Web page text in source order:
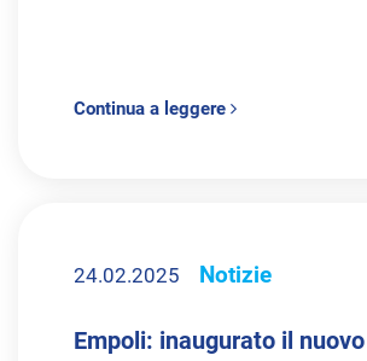
Continua a leggere
24.02.2025 Notizie
Empoli: inaugurato il nuovo